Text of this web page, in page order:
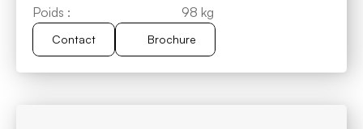
Poids :
98 kg
Contact
Contact
Brochure
Brochure